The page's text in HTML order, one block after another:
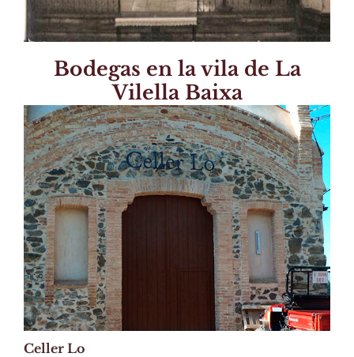
Bodegas en la vila de La
Vilella Baixa
Celler Lo